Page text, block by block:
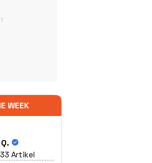
WEEK
33 Artikel